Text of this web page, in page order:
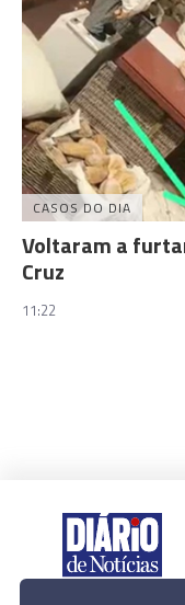
CASOS DO DIA
Voltaram a
Cruz
11:22